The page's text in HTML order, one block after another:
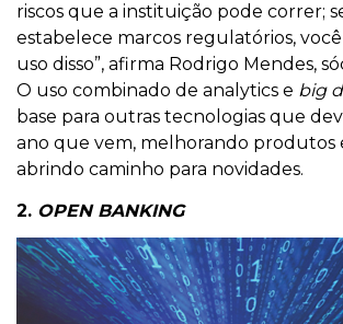
riscos que a instituição pode correr;
estabelece marcos regulatórios,
uso disso”, afirma Rodrigo Mendes,
O uso combinado de analytics e big
base para outras tecnologias que
ano que vem, melhorando produtos
abrindo caminho para novidades.
2. OPEN BANKING